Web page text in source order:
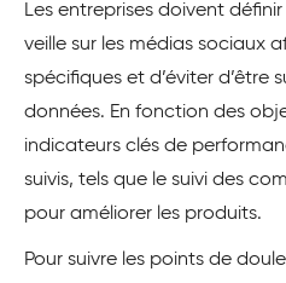
Les entreprises doivent
veille sur les médias sociaux
spécifiques et d’éviter d’être
données. En fonction des
indicateurs clés de
suivis, tels que le suivi des
pour améliorer les produits.
Pour suivre les points de